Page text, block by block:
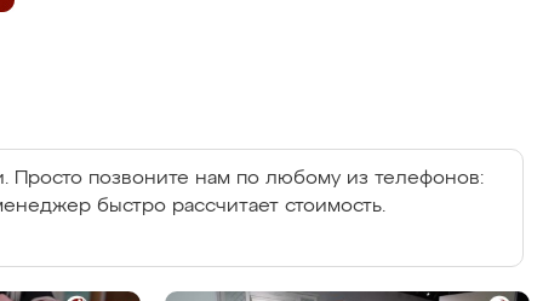
Просто позвоните нам по любому из телефонов:
быстро рассчитает стоимость.